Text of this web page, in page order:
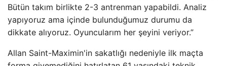
Bütün takım birlikte 2-3 antrenman yapabildi. Analiz
yapıyoruz ama içinde bulunduğumuz durumu da
dikkate alıyoruz. Oyuncularım her şeyini veriyor.”
Allan Saint-Maximin'in sakatlığı nedeniyle ilk maçta